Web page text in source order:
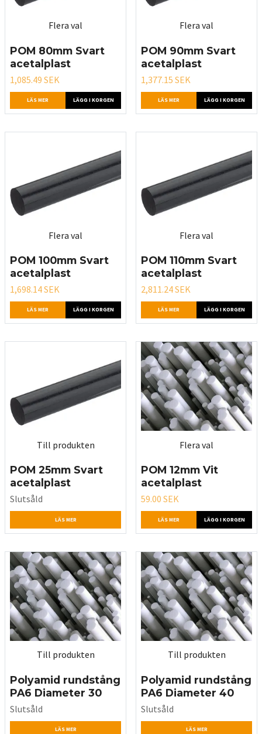
Flera val
POM 80mm Svart
acetalplast
1,085.49 SEK
LÄS MER LÄGG I KORGEN
Flera val
POM 90mm Svart
acetalplast
1,377.15 SEK
LÄS MER LÄGG I KORGEN
Flera val
POM 100mm Svart
acetalplast
1,698.14 SEK
LÄS MER LÄGG I KORGEN
Flera val
POM 110mm Svart
acetalplast
2,811.24 SEK
LÄS MER LÄGG I KORGEN
Till produkten
POM 25mm Svart
acetalplast
Slutsåld
LÄS MER
Flera val
POM 12mm Vit
acetalplast
59.00 SEK
LÄS MER LÄGG I KORGEN
Till produkten
Polyamid rundstång
PA6 Diameter 30
Slutsåld
LÄS MER
Till produkten
Polyamid rundstång
PA6 Diameter 40
Slutsåld
LÄS MER